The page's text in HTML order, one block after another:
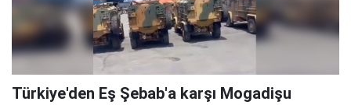
Türkiye'den Eş Şebab'a karşı Mogadişu